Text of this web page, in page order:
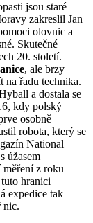
jsou staré
zakreslil Jan
olovnic a
Skutečné
20. století.
, ale brzy
na řadu technika.
a dostala se
kdy polský
osobně
robota, který se
National
úžasem
z roku
hranici
expedice tak
nic.